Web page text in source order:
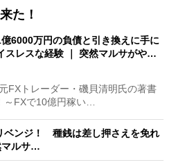
た！
億6000万円の負債と引き換えに手に
スレスな経験 ｜ 突然マルサがや…
FXトレーダー・磯貝清明氏の著書
～FXで10億円稼い…
ベンジ！ 種銭は差し押さえを免れ
マルサ…